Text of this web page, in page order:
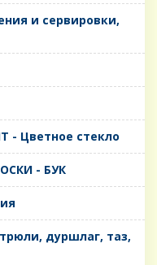
и сервировки,
- Цветное стекло
- БУК
дуршлаг, таз,